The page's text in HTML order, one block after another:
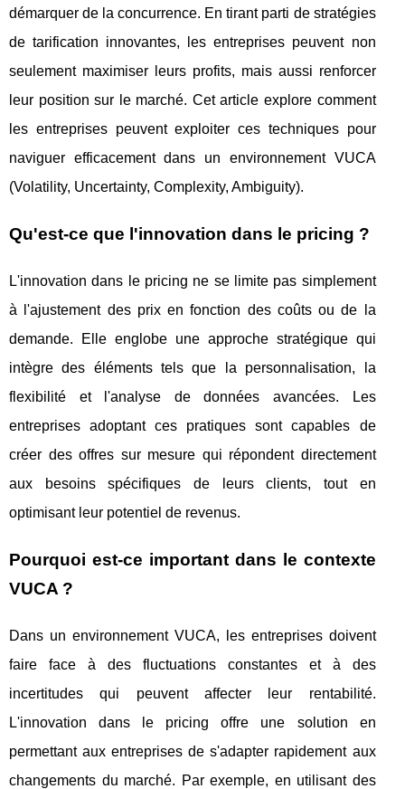
démarquer de la concurrence. En tirant parti de stratégies
de tarification innovantes, les entreprises peuvent non
seulement maximiser leurs profits, mais aussi renforcer
leur position sur le marché. Cet article explore comment
les entreprises peuvent exploiter ces techniques pour
naviguer efficacement dans un environnement VUCA
(Volatility, Uncertainty, Complexity, Ambiguity).
Qu'est-ce que l'innovation dans le pricing ?
L'innovation dans le pricing ne se limite pas simplement
à l'ajustement des prix en fonction des coûts ou de la
demande. Elle englobe une approche stratégique qui
intègre des éléments tels que la personnalisation, la
flexibilité et l'analyse de données avancées. Les
entreprises adoptant ces pratiques sont capables de
créer des offres sur mesure qui répondent directement
aux besoins spécifiques de leurs clients, tout en
optimisant leur potentiel de revenus.
Pourquoi est-ce important dans le contexte
VUCA ?
Dans un environnement VUCA, les entreprises doivent
faire face à des fluctuations constantes et à des
incertitudes qui peuvent affecter leur rentabilité.
L'innovation dans le pricing offre une solution en
permettant aux entreprises de s'adapter rapidement aux
changements du marché. Par exemple, en utilisant des